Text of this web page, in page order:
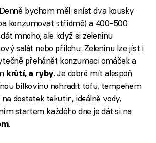
bychom měli sníst dva kousky
konzumovat střídmě) a 400–500
mnoho, ale když si zeleninu
salát nebo přílohu. Zeleninu lze jíst i
přehánět konzumaci omáček a
krůtí, a ryby. Je dobré mít alespoň
bílkovinu nahradit tofu, tempehem
dostatek tekutin, ideálně vody,
startem každého dne je dát si na
.